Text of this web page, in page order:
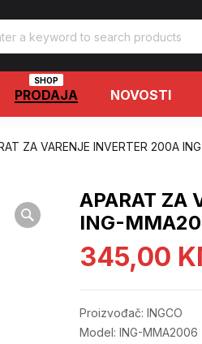
PRODAJA
SHOP
NOVOSTI
ZA VARENJE INVERTER 200A
APARAT ZA
ING-
345,00
Proizvođač: INGCO
Model: ING-MMA2006